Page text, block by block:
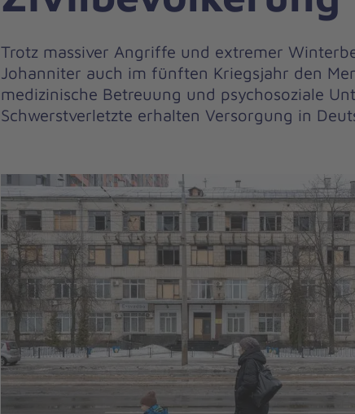
Trotz massiver Angriffe und extremer
Johanniter auch im fünften Kriegsjahr den
medizinische Betreuung und psychosoziale
Schwerstverletzte erhalten Versorgung in